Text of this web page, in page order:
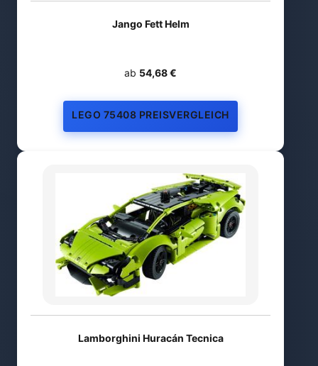
Jango Fett Helm
ab 54,68 €
LEGO 75408 PREISVERGLEICH
Lamborghini Huracán Tecnica